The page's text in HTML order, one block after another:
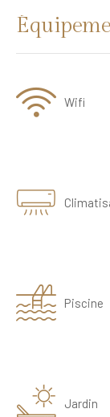
Wifi
Piscine
Jardin